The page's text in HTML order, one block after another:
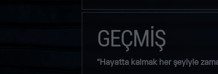
GEÇMİŞ
“Hayatta kalmak her şeyiyle